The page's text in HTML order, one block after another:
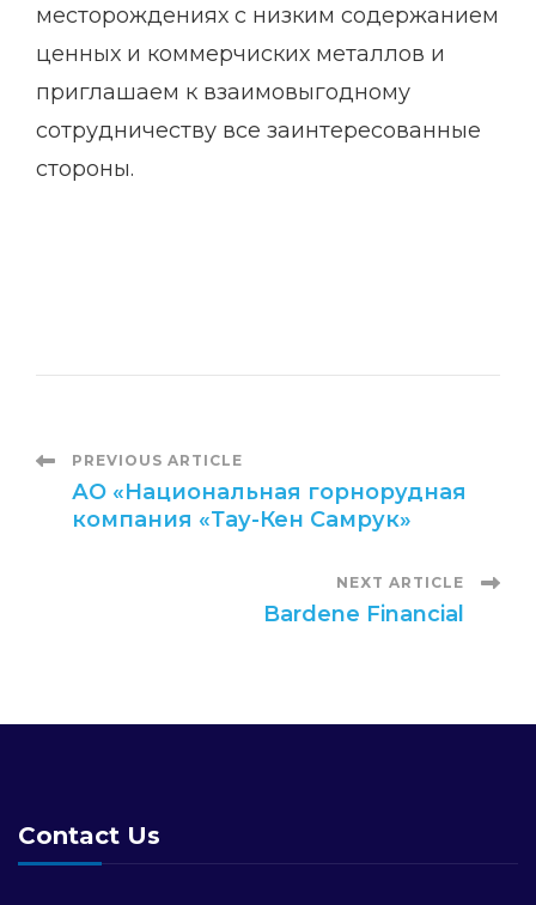
месторождениях с низким содержанием
ценных и коммерчиских металлов и
приглашаем к взаимовыгодному
сотрудничеству все заинтересованные
стороны.
P
N
v
PREVIOUS ARTICLE
АО «Национальная горнорудная
компания «Тау-Кен Самрук»
NEXT ARTICLE
Bardene Financial
Contact Us